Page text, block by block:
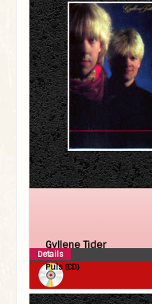
Gyllene Tider
Puls (CD)
Details